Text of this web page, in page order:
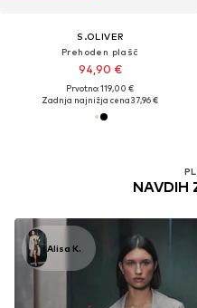
S.OLIVER
Prehoden plašč
94,90 €
Prvotno: 119,00 €
Zadnja najnižja cena37,96 €
NAVDIH
Alisa K.